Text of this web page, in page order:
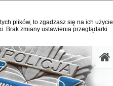
plików, to zgadzasz się na ich użycie
Brak zmiany ustawienia przeglądarki